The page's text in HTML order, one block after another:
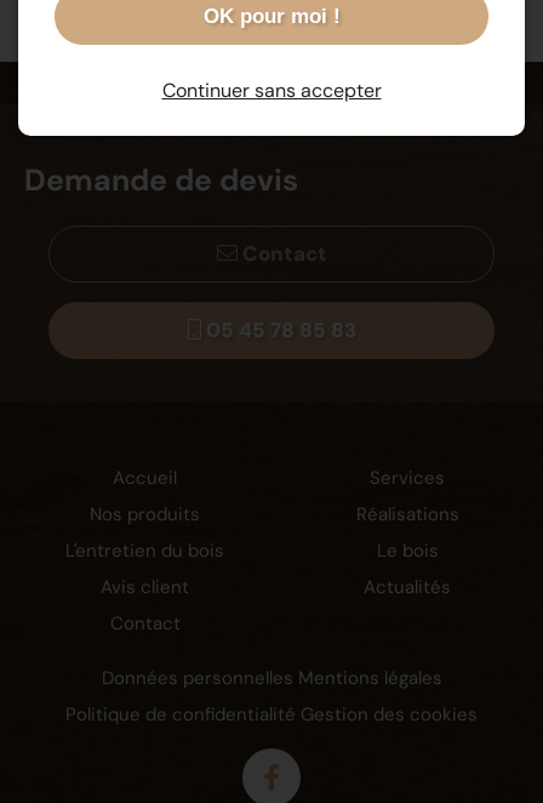
Demande de devis
Contact
05 45 78 85 83
Accueil
Nos produits
L'entretien du bois
Services
Réalisations
Le bois
Actualités
Avis client
Contact
Données personnelles Mentions légales
Politique de confidentialité Gestion des cookies
OK pour moi !
Continuer sans accepter